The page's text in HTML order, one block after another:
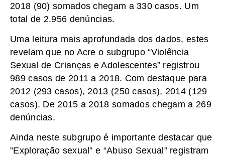
2018 (90) somados chegam a 330 casos. Um
total de 2.956 denúncias.
Uma leitura mais aprofundada dos dados, estes
revelam que no Acre o subgrupo “Violência
Sexual de Crianças e Adolescentes” registrou
989 casos de 2011 a 2018. Com destaque para
2012 (293 casos), 2013 (250 casos), 2014 (129
casos). De 2015 a 2018 somados chegam a 269
denúncias.
Ainda neste subgrupo é importante destacar que
”Exploração sexual” e “Abuso Sexual” registram